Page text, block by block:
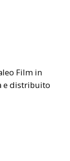
Film in
e distribuito